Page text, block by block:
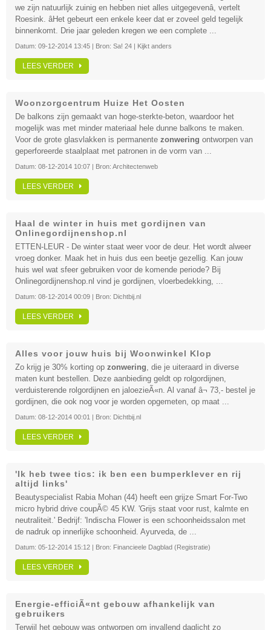
we zijn natuurlijk zuinig en hebben niet alles uitgegevenâ, vertelt
Roesink. âHet gebeurt een enkele keer dat er zoveel geld tegelijk
binnenkomt. Drie jaar geleden kregen we een complete ...
Datum: 09-12-2014 13:45 | Bron: Sa! 24 | Kijkt anders
LEES VERDER
Woonzorgcentrum Huize Het Oosten
De balkons zijn gemaakt van hoge-sterkte-beton, waardoor het
mogelijk was met minder materiaal hele dunne balkons te maken.
Voor de grote glasvlakken is permanente zonwering ontworpen van
geperforeerde staalplaat met patronen in de vorm van ...
Datum: 08-12-2014 10:07 | Bron: Architectenweb
LEES VERDER
Haal de winter in huis met gordijnen van
Onlinegordijnenshop.nl
ETTEN-LEUR - De winter staat weer voor de deur. Het wordt alweer
vroeg donker. Maak het in huis dus een beetje gezellig. Kan jouw
huis wel wat sfeer gebruiken voor de komende periode? Bij
Onlinegordijnenshop.nl vind je gordijnen, vloerbedekking, ...
Datum: 08-12-2014 00:09 | Bron: Dichtbij.nl
LEES VERDER
Alles voor jouw huis bij Woonwinkel Klop
Zo krijg je 30% korting op zonwering, die je uiteraard in diverse
maten kunt bestellen. Deze aanbieding geldt op rolgordijnen,
verduisterende rolgordijnen en jaloezieÃ«n. Al vanaf â¬ 73,- bestel je
gordijnen, die ook nog voor je worden opgemeten, op maat ...
Datum: 08-12-2014 00:01 | Bron: Dichtbij.nl
LEES VERDER
'Ik heb twee tics: ik ben een bumperklever en rij
altijd links'
Beautyspecialist Rabia Mohan (44) heeft een grijze Smart For-Two
micro hybrid drive coupÃ© 45 KW. 'Grijs staat voor rust, kalmte en
neutraliteit.' Bedrijf: 'Indischa Flower is een schoonheidssalon met
de nadruk op innerlijke schoonheid. Ayurveda, de ...
Datum: 05-12-2014 15:12 | Bron: Financieele Dagblad (Registratie)
LEES VERDER
Energie-efficiÃ«nt gebouw afhankelijk van
gebruikers
Terwijl het gebouw was ontworpen om invallend daglicht zo